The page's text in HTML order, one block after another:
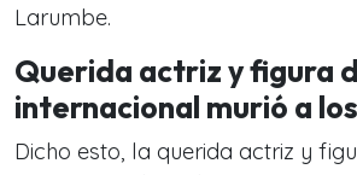
Larumbe.
Querida actriz y figura
internacional murió a
Dicho esto, la querida actriz y